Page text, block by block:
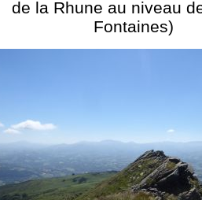
de la Rhune au niveau
Fontaines)